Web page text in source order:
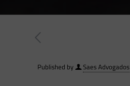
Published by Saes Advogados